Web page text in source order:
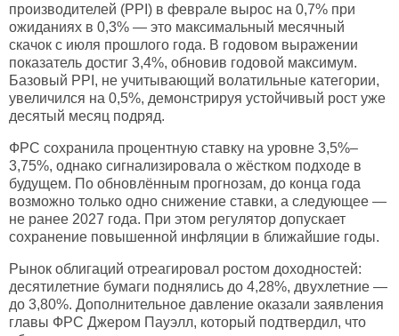
производителей (PPI) в феврале вырос на 0,7% при
ожиданиях в 0,3% — это максимальный месячный
скачок с июля прошлого года. В годовом выражении
показатель достиг 3,4%, обновив годовой максимум.
Базовый PPI, не учитывающий волатильные категории,
увеличился на 0,5%, демонстрируя устойчивый рост уже
десятый месяц подряд.
ФРС сохранила процентную ставку на уровне 3,5%–
3,75%, однако сигнализировала о жёстком подходе в
будущем. По обновлённым прогнозам, до конца года
возможно только одно снижение ставки, а следующее —
не ранее 2027 года. При этом регулятор допускает
сохранение повышенной инфляции в ближайшие годы.
Рынок облигаций отреагировал ростом доходностей:
десятилетние бумаги поднялись до 4,28%, двухлетние —
до 3,80%. Дополнительное давление оказали заявления
главы ФРС Джером Пауэлл, который подтвердил, что